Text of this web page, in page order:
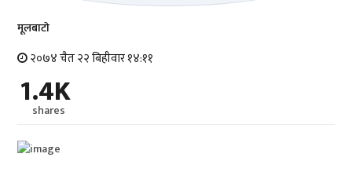
मूलबाटाे
२०७४ चैत २२ बिहीवार १४:११
1.4K
shares